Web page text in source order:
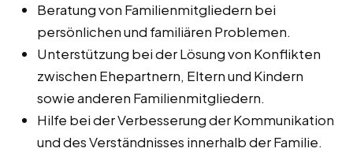
Beratung von Familienmitgliedern bei
persönlichen und familiären Problemen.
Unterstützung bei der Lösung von Konflikten
zwischen Ehepartnern, Eltern und Kindern
sowie anderen Familienmitgliedern.
Hilfe bei der Verbesserung der Kommunikation
und des Verständnisses innerhalb der Familie.